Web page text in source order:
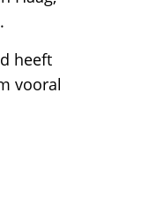
heeft
vooral